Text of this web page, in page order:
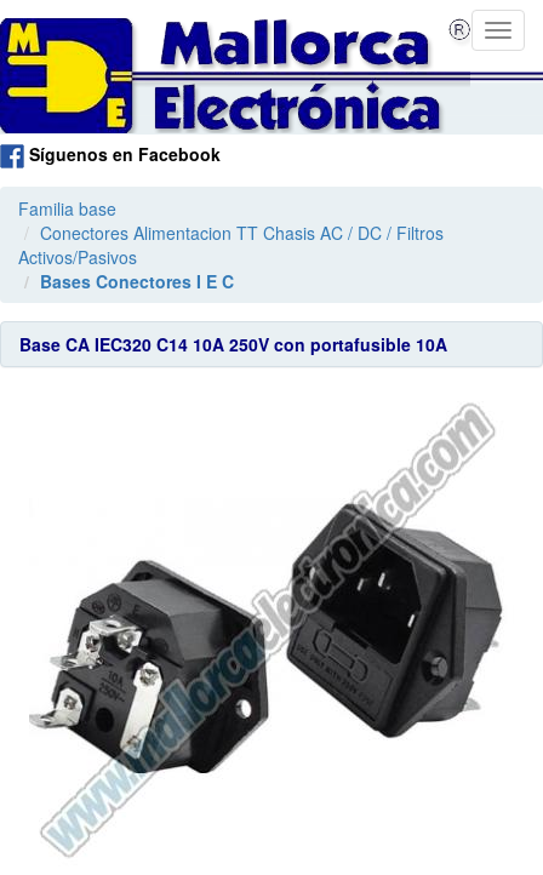
Síguenos en Facebook
Familia base
Conectores Alimentacion TT Chasis AC / DC / Filtros
Activos/Pasivos
Bases Conectores I E C
Base CA IEC320 C14 10A 250V con portafusible 10A